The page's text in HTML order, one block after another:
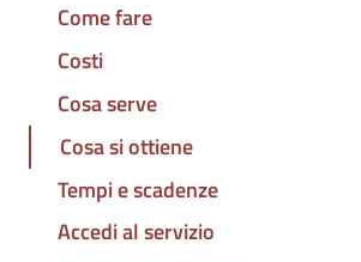
Come fare
Costi
Cosa serve
Cosa si ottiene
Tempi e scadenze
Accedi al servizio